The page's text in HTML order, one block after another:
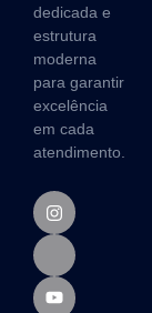
dedicada e
estrutura
moderna
para garantir
excelência
em cada
atendimento.